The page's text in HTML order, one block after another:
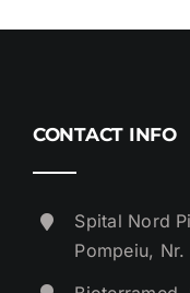
CONTACT INFO
Spital Nord
Pompeiu,